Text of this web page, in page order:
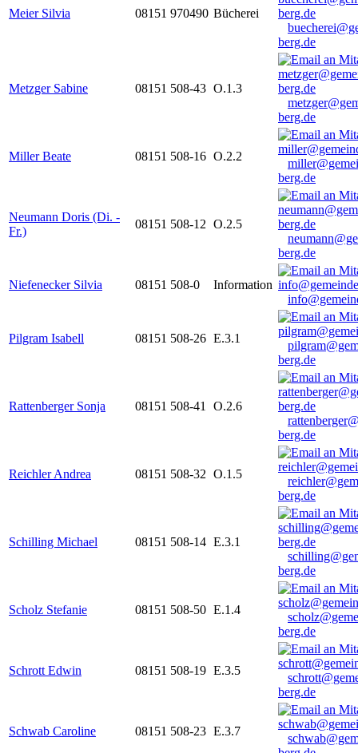
Meier Silvia 08151 970490 Bücherei
berg.de
Metzger Sabine 08151 508-43 O.1.3
berg.de
Miller Beate 08151 508-16 O.2.2
berg.de
Neumann Doris (Di. -
Fr.)
08151 508-12 O.2.5
berg.de
Niefenecker Silvia 08151 508-0
Information
Pilgram Isabell 08151 508-26 E.3.1
berg.de
Rattenberger Sonja 08151 508-41
O.2.6
berg.de
Reichler Andrea 08151 508-32 O.1.5
berg.de
Schilling Michael 08151 508-14 E.3.1
berg.de
Scholz Stefanie 08151 508-50 E.1.4
berg.de
Schrott Edwin 08151 508-19 E.3.5
berg.de
Schwab Caroline 08151 508-23 E.3.7